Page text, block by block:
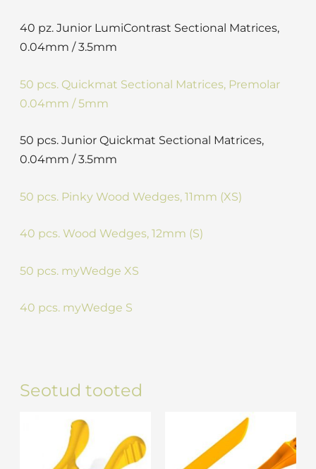
40 pz. Junior LumiContrast Sectional Matrices,
0.04mm / 3.5mm
50 pcs. Quickmat Sectional Matrices, Premolar
0.04mm / 5mm
50 pcs. Junior Quickmat Sectional Matrices,
0.04mm / 3.5mm
50 pcs. Pinky Wood Wedges, 11mm (XS)
40 pcs. Wood Wedges, 12mm (S)
50 pcs. myWedge XS
40 pcs. myWedge S
Seotud tooted